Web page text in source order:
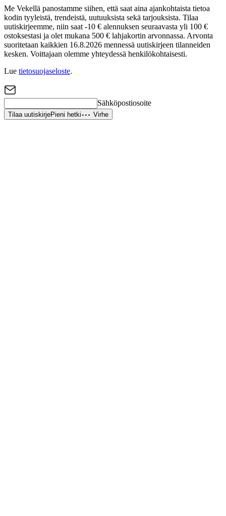
Me Vekellä panostamme siihen, että saat aina ajankohtaista tietoa
kodin tyyleistä, trendeistä, uutuuksista sekä tarjouksista. Tilaa
uutiskirjeemme, niin saat -10 € alennuksen seuraavasta yli 100 €
ostoksestasi ja olet mukana 500 € lahjakortin arvonnassa. Arvonta
suoritetaan kaikkien 16.8.2026 mennessä uutiskirjeen tilanneiden
kesken. Voittajaan olemme yhteydessä henkilökohtaisesti.
Lue tietosuojaseloste.
Sähköpostiosoite
Tilaa uutiskirjePieni hetki Virhe